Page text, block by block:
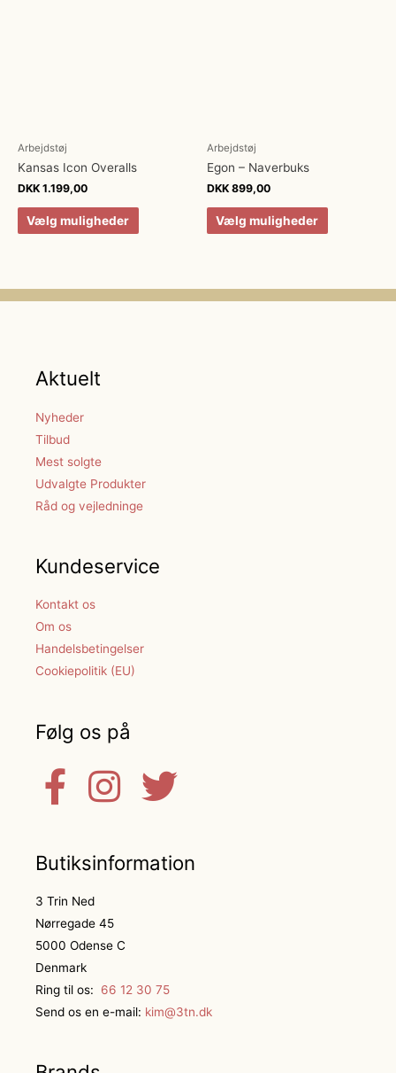
Arbejdstøj
Kansas Icon Overalls
DKK 1.199,00
Vælg muligheder
Arbejdstøj
Egon – Naverbuks
DKK 899,00
Vælg muligheder
Aktuelt
Nyheder
Tilbud
Mest solgte
Udvalgte Produkter
Råd og vejledninge
Kundeservice
Kontakt os
Om os
Handelsbetingelser
Cookiepolitik (EU)
Følg os på
Butiksinformation
3 Trin Ned
Nørregade 45
5000 Odense C
Denmark
Ring til os:
66 12 30 75
Send os en e-mail: kim@3tn.dk